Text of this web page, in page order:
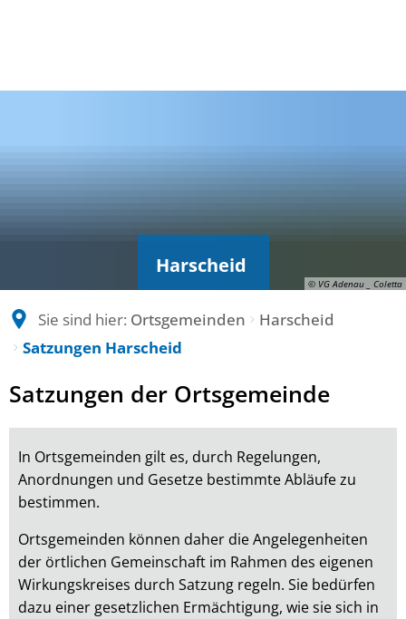
© VG Adenau _ Coletta
Harscheid
Sie sind hier: Ortsgemeinden
Harscheid
Satzungen Harscheid
Satzungen
Harscheid
Satzungen der Ortsgemeinde
In Ortsgemeinden gilt es, durch Regelungen,
Anordnungen und Gesetze bestimmte Abläufe zu
bestimmen.
Ortsgemeinden können daher die Angelegenheiten
der örtlichen Gemeinschaft im Rahmen des eigenen
Wirkungskreises durch Satzung regeln. Sie bedürfen
dazu einer gesetzlichen Ermächtigung, wie sie sich in